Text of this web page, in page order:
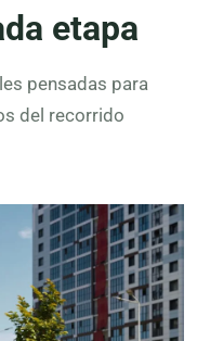
etapa
pensadas para
del recorrido
Preescolar
Lectura
inicial,